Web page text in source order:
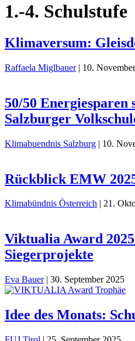
1.-4. Schulstufe
Klimaversum:
Raffaela Miglbauer | 10.
50/50
Salzburger
Klimabuendnis Salzburg | 10.
Rückblick EMW
Klimabündnis Österreich | 21.
Viktualia Award
Siegerprojekte
Eva Bauer | 30. September 2025
Idee des Monats: